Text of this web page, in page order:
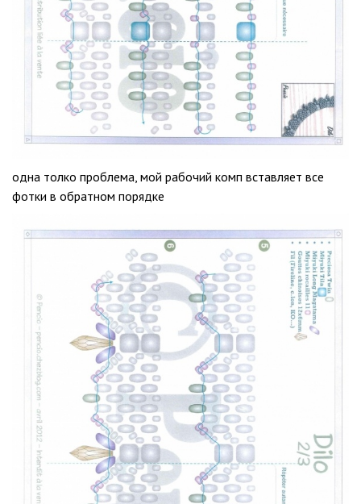
одна толко проблема, мой рабочий комп вставляет все
фотки в обратном порядке